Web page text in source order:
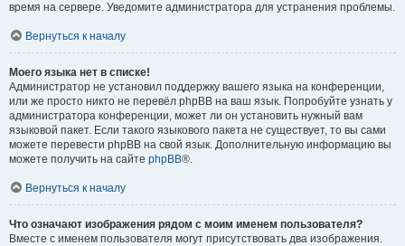
время на сервере. Уведомите администратора для устранения проблемы.
Вернуться к началу
Моего языка нет в списке!
Администратор не установил поддержку вашего языка на конференции,
или же просто никто не перевёл phpBB на ваш язык. Попробуйте узнать у
администратора конференции, может ли он установить нужный вам
языковой пакет. Если такого языкового пакета не существует, то вы сами
можете перевести phpBB на свой язык. Дополнительную информацию вы
можете получить на сайте phpBB®.
Вернуться к началу
Что означают изображения рядом с моим именем пользователя?
Вместе с именем пользователя могут присутствовать два изображения.